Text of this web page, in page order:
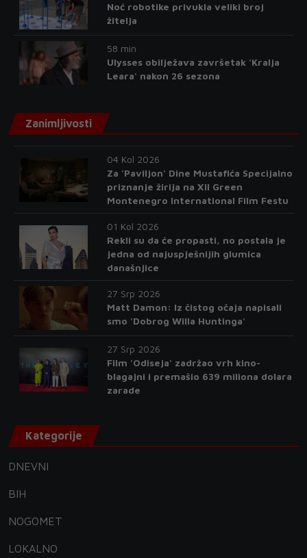
Noć robotike privukla veliki broj
žitelja
58 min
Ulysses obilježava završetak 'Kralja
Leara' nakon 26 sezona
Zanimljivosti
04 Kol 2026
Za 'Paviljon' Dine Mustafića Specijalno
priznanje žirija na XII Green
Montenegro International Film Festu
01 Kol 2026
Rekli su da će propasti, no postala je
jedna od najuspješnijih glumica
današnjice
27 Srp 2026
Matt Damon: Iz čistog očaja napisali
smo 'Dobrog Willa Huntinga'
27 Srp 2026
Film 'Odiseja' zadržao vrh kino-
blagajni i premašio 639 miliona dolara
zarade
Kategorije
DNEVNI
BIH
NOGOMET
LOKALNO